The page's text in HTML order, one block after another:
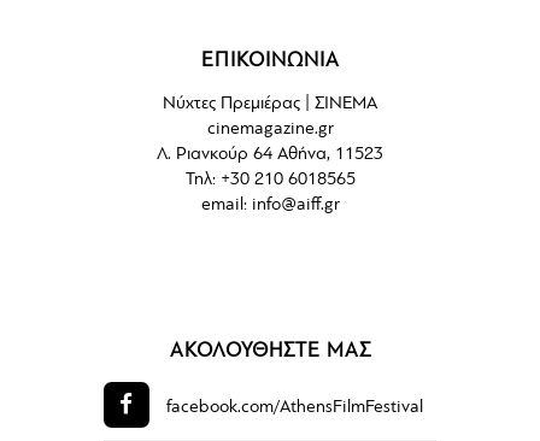
ΕΠΙΚΟΙΝΩΝΙΑ
Νύχτες Πρεμιέρας | ΣΙΝΕΜΑ
cinemagazine.gr
Λ. Ριανκούρ 64 Αθήνα, 11523
Τηλ: +30 210 6018565
email: info@aiff.gr
ΑΚΟΛΟΥΘΗΣΤΕ ΜΑΣ
facebook.com/AthensFilmFestival